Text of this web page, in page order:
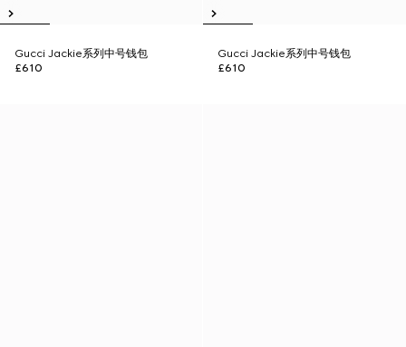
Gucci Jackie系列中号钱包
£610
Gucci Jackie系列中号钱包
£610